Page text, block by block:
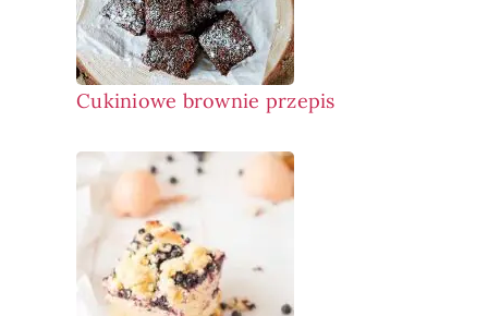
Cukiniowe brownie przepis